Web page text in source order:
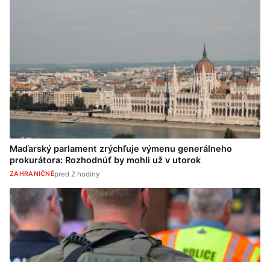
Maďarský parlament zrýchľuje výmenu generálneho
prokurátora: Rozhodnúť by mohli už v utorok
ZAHRANIČNÉpred 2 hodiny